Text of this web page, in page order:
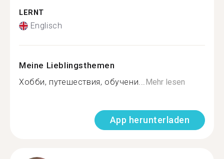
LERNT
Englisch
Meine Lieblingsthemen
Хобби, путешествия, обучени...Mehr lesen
App herunterladen